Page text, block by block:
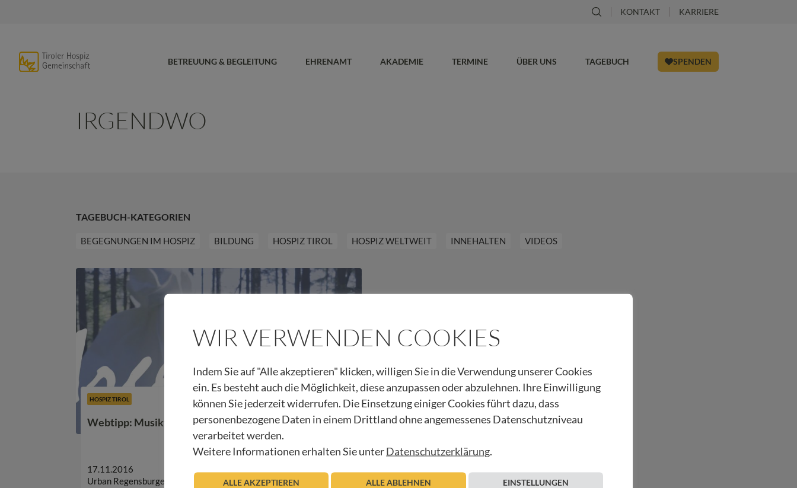
KONTAKT KARRIERE
BETREUUNG & BEGLEITUNG EHRENAMT AKADEMIE TERMINE ÜBER UNS TAGEBUCH SPENDEN
IRGENDWO
TAGEBUCH-KATEGORIEN
BEGEGNUNGEN IM HOSPIZ BILDUNG HOSPIZ TIROL HOSPIZ WELTWEIT INNEHALTEN VIDEOS
HOSPIZ TIROL
Webtipp: Musikvideo „Irgendwo“
17.11.2016
Urban Regensburger
Beitrag lesen
WIR VERWENDEN COOKIES
Indem Sie auf "Alle akzeptieren" klicken, willigen Sie in die Verwendung unserer Cookies
ein. Es besteht auch die Möglichkeit, diese anzupassen oder abzulehnen. Ihre Einwilligung
können Sie jederzeit widerrufen. Die Einsetzung einiger Cookies führt dazu, dass
personenbezogene Daten in einem Drittland ohne angemessenes Datenschutzniveau
verarbeitet werden.
Weitere Informationen erhalten Sie unterDatenschutzerklärung.
ALLE AKZEPTIEREN ALLE ABLEHNEN EINSTELLUNGEN